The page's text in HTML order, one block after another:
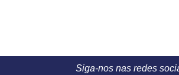
Siga-nos nas redes